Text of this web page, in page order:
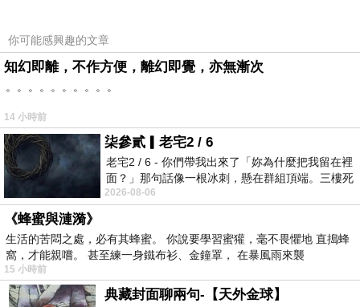
把責任推給一個人是容易的，於是，犯錯的人被丟石頭；
他會犯錯的原因不重要，反正，不是我犯錯就好。
是那些人」某種程度上，我頗能情同理同。也許，我們都
是思覺失調者，比起應思璁，我們只是強迫自己習慣這個
思覺失調的社會而已。而，說那些人才是該吃藥的應思
璁，反倒被認為是思覺失調。
如果，把「應思璁」三個字看成是一個集合名詞，他與新
聞媒體的關係也就不那麼分割了。他是被媒體丟石頭的
人，媒體亦被他丟石頭。這一整個塊狀的集合名詞，套用
在李大芝、宋喬安，都是。如果，把媒體視為一個塊狀，
你可能感興趣的文章
知幻即離，不作方便，離幻即覺，亦無漸次
。。。。。。。。。。
14 小時前
柒參貳▎老宅2 / 6
老宅2 / 6 - 你們帶我出來了「妳為什麼把我留在裡
面？」那句話像一根冰刺，懸在群組頂端。三樓死
死盯著照片裡的人。那個人確實站在
2026-08-06
《蜂蜜與漣漪》
生活的苦悶之處，必有其蜂蜜。 你說要學習蜜獾，毫不畏懼地 直搗蜂
窩，才能親嚐。 甚至練一身鐵布衫、金鐘罩， 在暴風雨來襲
15 小時前
典藏封面聊兩句-【天外金球】